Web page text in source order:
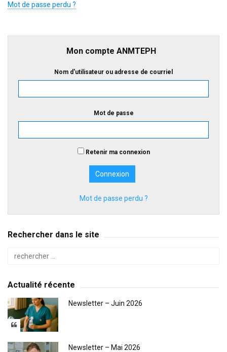
Mot de passe perdu ?
Mon compte ANMTEPH
Nom d'utilisateur ou adresse de courriel
Mot de passe
Retenir ma connexion
Mot de passe perdu ?
Rechercher dans le site
Actualité récente
Newsletter – Juin 2026
Newsletter – Mai 2026